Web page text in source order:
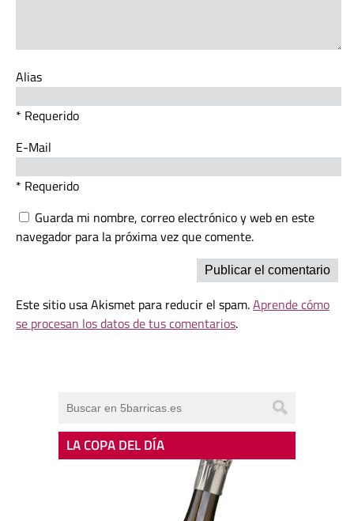
Alias
* Requerido
E-Mail
* Requerido
Guarda mi nombre, correo electrónico y web en este
navegador para la próxima vez que comente.
Este sitio usa Akismet para reducir el spam.Aprende cómo
se procesan los datos de tus comentarios.
LA COPA DEL DÍA